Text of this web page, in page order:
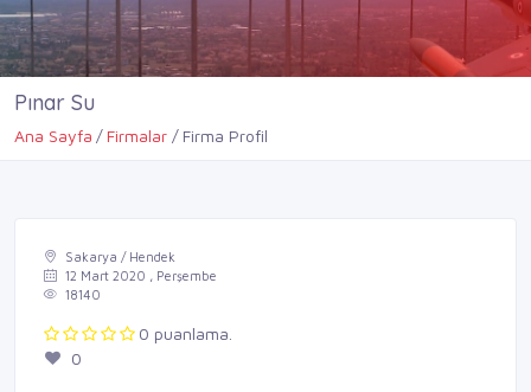
Pınar Su
Ana Sayfa Firmalar Firma Profil
Sakarya / Hendek
12 Mart 2020 , Perşembe
18140
0 puanlama.
0